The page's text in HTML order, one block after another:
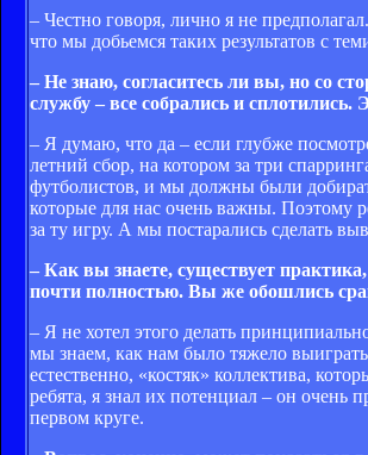
– Честно говоря, лично я не
что мы добьемся таких результатов с
– Не знаю, согласитесь ли вы, но со
службу – все собрались и сплотились.
– Я думаю, что да – если глубже
летний сбор, на котором за три
футболистов, и мы должны были
которые для нас очень важны. Поэтому
за ту игру. А мы постарались сделать
– Как вы знаете, существует
почти полностью. Вы же обошлись
– Я не хотел этого делать
мы знаем, как нам было тяжело
естественно, «костяк» коллектива,
ребята, я знал их потенциал – он очень
первом круге.